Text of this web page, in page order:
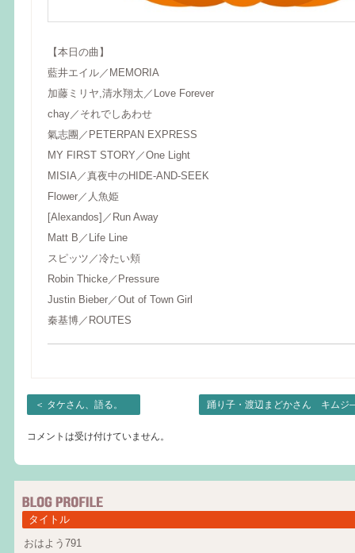
【本日の曲】
藍井エイル／MEMORIA
加藤ミリヤ,清水翔太／Love Forever
chay／それでしあわせ
氣志團／PETERPAN EXPRESS
MY FIRST STORY／One Light
MISIA／真夜中のHIDE-AND-SEEK
Flower／人魚姫
[Alexandos]／Run Away
Matt B／Life Line
スピッツ／冷たい頬
Robin Thicke／Pressure
Justin Bieber／Out of Town Girl
秦基博／ROUTES
＜ タケさん、語る。 踊り子・渡辺まどかさん キムジ
コメントは受け付けていません。
タイトル
おはよう791